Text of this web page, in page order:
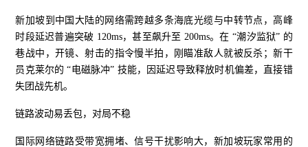
新加坡到中国大陆的网络需跨越多条海底光缆与中转节点，高峰
时段延迟普遍突破 120ms，甚至飙升至 200ms。在 “潮汐监狱” 的
巷战中，开镜、射击的指令慢半拍，刚瞄准敌人就被反杀；新干
员克莱尔的 “电磁脉冲” 技能，因延迟导致释放时机偏差，直接错
失团战先机。
链路波动易丢包，对局不稳
国际网络链路受带宽拥堵、信号干扰影响大，新加坡玩家常用的